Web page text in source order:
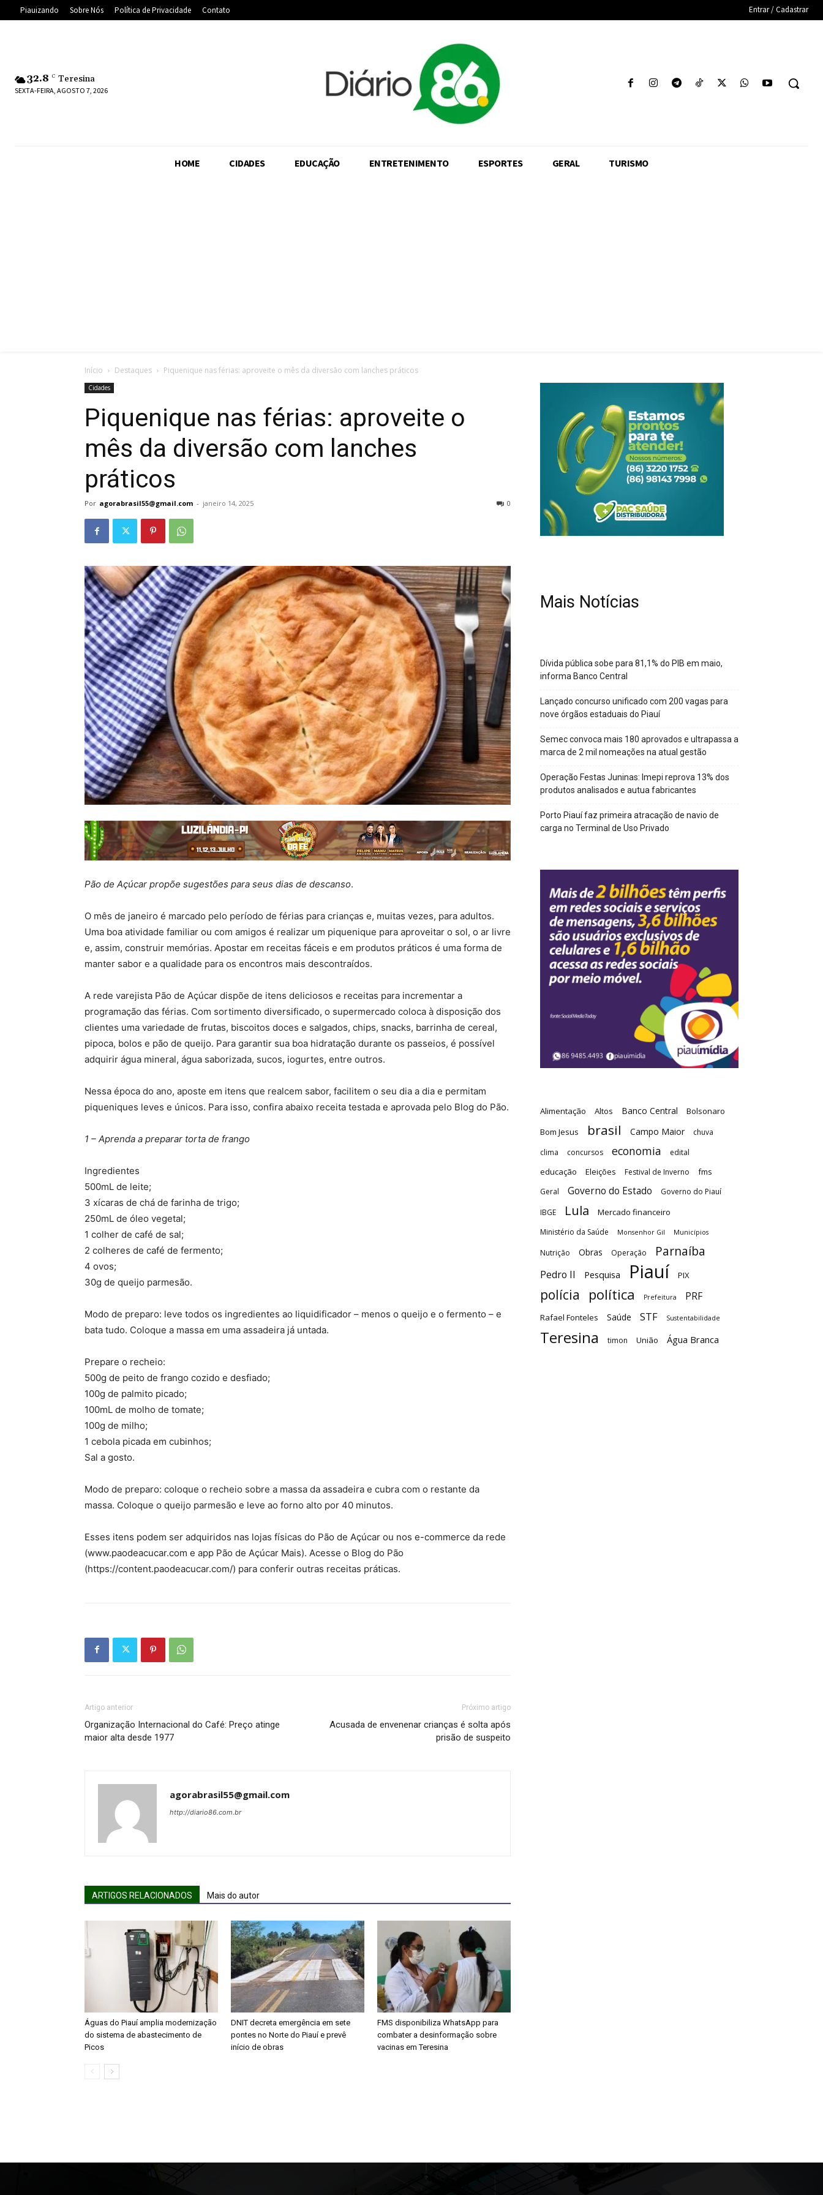
Piauizando Sobre Nós Política de Privacidade Contato Entrar / Cadastrar
32.8 C Teresina
SEXTA-FEIRA, AGOSTO 7, 2026
HOME CIDADES EDUCAÇÃO ENTRETENIMENTO ESPORTES GERAL TURISMO
Início Destaques Piquenique nas férias: aproveite o mês da diversão com lanches práticos
Cidades
Piquenique nas férias: aproveite o
mês da diversão com lanches
práticos
Por agorabrasil55@gmail.com - janeiro 14, 2025 0
Pão de Açúcar propõe sugestões para seus dias de descanso.
O mês de janeiro é marcado pelo período de férias para crianças e, muitas vezes, para adultos.
Uma boa atividade familiar ou com amigos é realizar um piquenique para aproveitar o sol, o ar livre
e, assim, construir memórias. Apostar em receitas fáceis e em produtos práticos é uma forma de
manter sabor e a qualidade para os encontros mais descontraídos.
A rede varejista Pão de Açúcar dispõe de itens deliciosos e receitas para incrementar a
programação das férias. Com sortimento diversificado, o supermercado coloca à disposição dos
clientes uma variedade de frutas, biscoitos doces e salgados, chips, snacks, barrinha de cereal,
pipoca, bolos e pão de queijo. Para garantir sua boa hidratação durante os passeios, é possível
adquirir água mineral, água saborizada, sucos, iogurtes, entre outros.
Nessa época do ano, aposte em itens que realcem sabor, facilitem o seu dia a dia e permitam
piqueniques leves e únicos. Para isso, confira abaixo receita testada e aprovada pelo Blog do Pão.
1 – Aprenda a preparar torta de frango
Ingredientes
500mL de leite;
3 xícaras de chá de farinha de trigo;
250mL de óleo vegetal;
1 colher de café de sal;
2 colheres de café de fermento;
4 ovos;
30g de queijo parmesão.
Modo de preparo: leve todos os ingredientes ao liquidificador – menos o queijo e o fermento – e
bata tudo. Coloque a massa em uma assadeira já untada.
Prepare o recheio:
500g de peito de frango cozido e desfiado;
100g de palmito picado;
100mL de molho de tomate;
100g de milho;
1 cebola picada em cubinhos;
Sal a gosto.
Modo de preparo: coloque o recheio sobre a massa da assadeira e cubra com o restante da
massa. Coloque o queijo parmesão e leve ao forno alto por 40 minutos.
Esses itens podem ser adquiridos nas lojas físicas do Pão de Açúcar ou nos e-commerce da rede
(www.paodeacucar.com e app Pão de Açúcar Mais). Acesse o Blog do Pão
(https://content.paodeacucar.com/) para conferir outras receitas práticas.
Artigo anterior
Organização Internacional do Café: Preço atinge
maior alta desde 1977
Próximo artigo
Acusada de envenenar crianças é solta após
prisão de suspeito
agorabrasil55@gmail.com
http://diario86.com.br
ARTIGOS RELACIONADOS Mais do autor
Águas do Piauí amplia modernização
do sistema de abastecimento de
Picos
DNIT decreta emergência em sete
pontes no Norte do Piauí e prevê
início de obras
FMS disponibiliza WhatsApp para
combater a desinformação sobre
vacinas em Teresina
Mais Notícias
Dívida pública sobe para 81,1% do PIB em maio,
informa Banco Central
Lançado concurso unificado com 200 vagas para
nove órgãos estaduais do Piauí
Semec convoca mais 180 aprovados e ultrapassa a
marca de 2 mil nomeações na atual gestão
Operação Festas Juninas: Imepi reprova 13% dos
produtos analisados e autua fabricantes
Porto Piauí faz primeira atracação de navio de
carga no Terminal de Uso Privado
Alimentação Altos Banco Central
Bolsonaro
Bom Jesus
brasil Campo Maior
chuva
clima
concursos economia edital
educação Eleições Festival de Inverno fms
Geral Governo do Estado
Governo do Piauí
IBGE
Lula Mercado financeiro
Ministério da Saúde Monsenhor Gil Municípios
Nutrição Obras Operação Parnaíba
Pedro II Pesquisa Piauí PIX
polícia política Prefeitura PRF
Rafael Fonteles Saúde STF Sustentabilidade
Teresina timon União Água Branca